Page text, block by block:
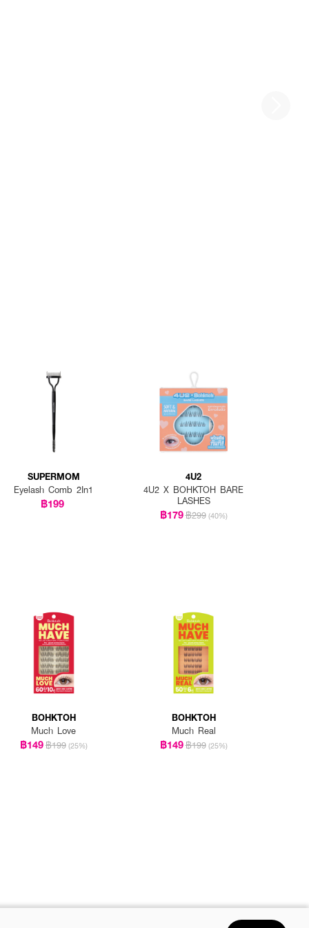
SUPERMOM
Eyelash Comb 2In1
฿199
4U2
4U2 X BOHKTOH BARE
LASHES
฿179฿299 (40%)
BOHKTOH
Much Love
฿149฿199 (25%)
BOHKTOH
Much Real
฿149฿199 (25%)